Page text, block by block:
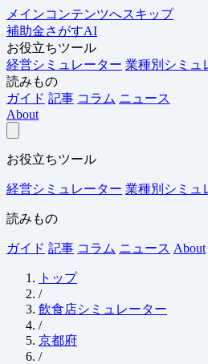
メインコンテンツへスキップ
補助金さがすAI
お役立ちツール
経営シミュレーター 業種別シミュ
読みもの
ガイド 記事 コラム ニュース
About
お役立ちツール
経営シミュレーター 業種別シミュ
読みもの
ガイド 記事 コラム ニュース About
トップ
/
飲食店シミュレーター
/
京都府
/